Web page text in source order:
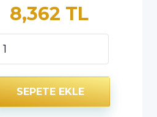
8,362 TL
SEPETE EKLE